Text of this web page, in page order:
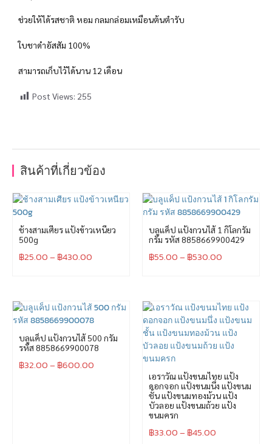
ช่วยให้ได้รสชาติ หอม กลมกล่อมเหมือนต้นตำรับ
ใบชาดำอัสสัม 100%
สามารถเก็บไว้ได้นาน 12 เดือน
Post Views: 255
สินค้าที่เกี่ยวข้อง
ช้างสามเศียร แป้งข้าวเหนียว
500g
฿25.00– ฿430.00
บลูแค็ป แป้งกวนไส้ 1 กิโลกรัม
กรัม รหัส 8858669900429
฿55.00– ฿530.00
บลูแค็ป แป้งกวนไส้ 500 กรัม
รหัส 8858669900078
฿32.00– ฿600.00
เอราวัณ แป้งขนมไทย แป้ง
ดอกจอก แป้งขนมนึ่ง แป้งขนม
ชั้น แป้งขนมทองม้วน แป้ง
บัวลอย แป้งขนมถ้วย แป้ง
ขนมครก
฿33.00– ฿45.00